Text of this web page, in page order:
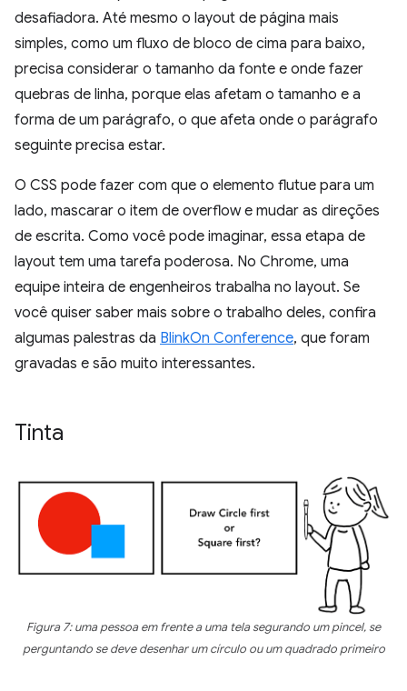
desafiadora. Até mesmo o layout de página mais
simples, como um fluxo de bloco de cima para baixo,
precisa considerar o tamanho da fonte e onde fazer
quebras de linha, porque elas afetam o tamanho e a
forma de um parágrafo, o que afeta onde o parágrafo
seguinte precisa estar.
O CSS pode fazer com que o elemento flutue para um
lado, mascarar o item de overflow e mudar as direções
de escrita. Como você pode imaginar, essa etapa de
layout tem uma tarefa poderosa. No Chrome, uma
equipe inteira de engenheiros trabalha no layout. Se
você quiser saber mais sobre o trabalho deles, confira
algumas palestras da BlinkOn Conference, que foram
gravadas e são muito interessantes.
Tinta
Figura 7: uma pessoa em frente a uma tela segurando um pincel, se
perguntando se deve desenhar um círculo ou um quadrado primeiro